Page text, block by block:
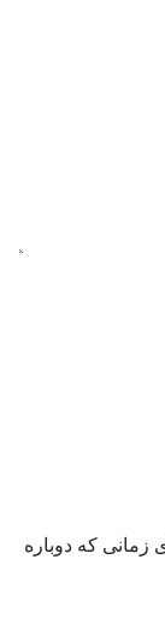
زمانی که دوباره